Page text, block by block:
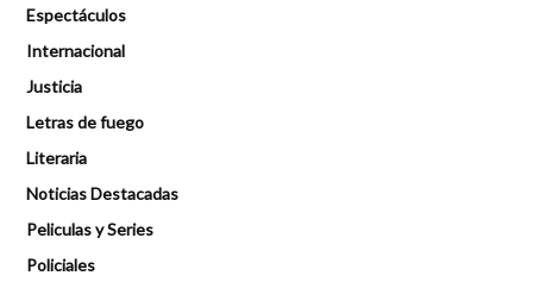
Espectáculos
Internacional
Justicia
Letras de fuego
Literaria
Noticias Destacadas
Peliculas y Series
Policiales